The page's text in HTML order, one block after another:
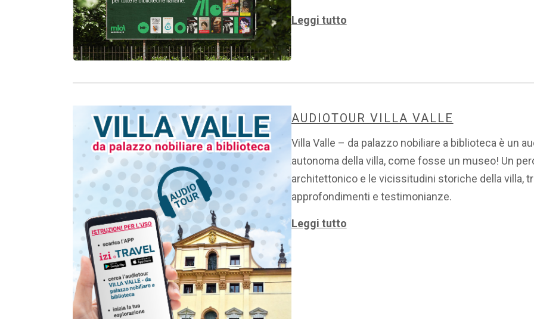
Leggi tutto
AUDIOTOUR VILLA VALLE
Villa Valle – da palazzo nobiliare a biblioteca è un
autonoma della villa, come fosse un museo! Un
architettonico e le vicissitudini storiche della villa,
approfondimenti e testimonianze.
Leggi tutto